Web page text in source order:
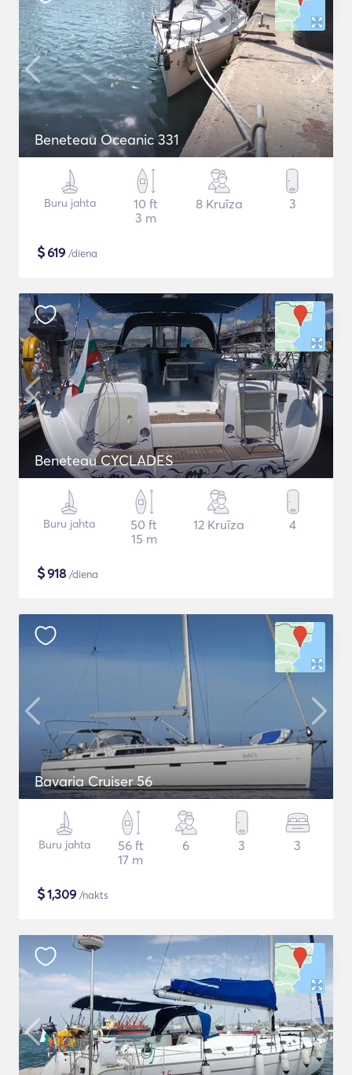
Beneteau Oceanic 331
Buru jahta
10 ft
3 m
8 Kruīza 3
$619 /diena
Beneteau CYCLADES
Buru jahta
50 ft
15 m
12 Kruīza 4
$918 /diena
Bavaria Cruiser 56
Buru jahta
56 ft
17 m
6 3 3
$1,309 /nakts